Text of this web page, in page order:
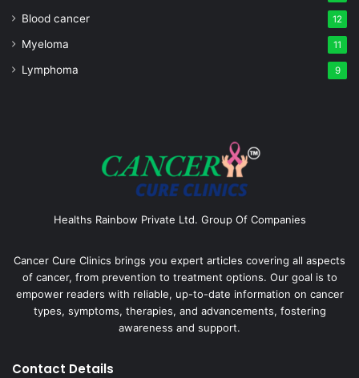
Blood cancer 12
Myeloma 11
Lymphoma 9
Healths Rainbow Private Ltd. Group Of Companies
Cancer Cure Clinics brings you expert articles covering all aspects
of cancer, from prevention to treatment options. Our goal is to
empower readers with reliable, up-to-date information on cancer
types, symptoms, therapies, and advancements, fostering
awareness and support.
Contact Details